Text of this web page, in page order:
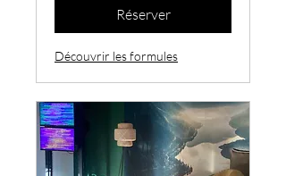
Réserver
Découvrir les formules